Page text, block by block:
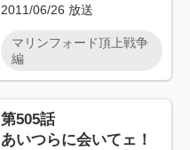
2011/06/26 放送
マリンフォード頂上戦争
編
第505話
あいつらに会いてェ！